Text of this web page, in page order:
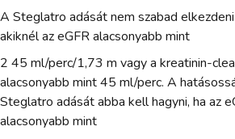
A Steglatro adását nem szabad
akiknél az eGFR alacsonyabb mint
2 45 ml/perc/1,73 m vagy a kreatinin-
alacsonyabb mint 45 ml/perc. A
Steglatro adását abba kell hagyni, ha az
alacsonyabb mint